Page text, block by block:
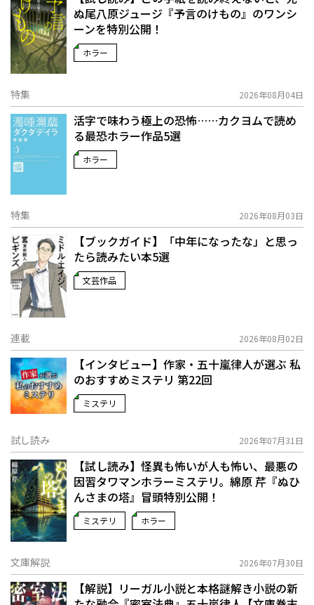
ぬ――尾八原ジュージ『予言のけもの』のワンシ
ーンを特別公開！
ホラー
特集 2026年08月04日
活字で味わう極上の恐怖……カクヨムで読め
る最恐ホラー作品5選
ホラー
特集 2026年08月03日
【ブックガイド】「中年になったな」と思っ
たら読みたい本5選
文芸作品
連載 2026年08月02日
【インタビュー】作家・五十嵐律人が選ぶ 私
のおすすめミステリ 第22回
ミステリ
試し読み 2026年07月31日
【試し読み】怪異も怖いが人も怖い、最悪の
因習タワマンホラーミステリ。綿原 芹『ぬひ
んさまの塔』冒頭特別公開！
ミステリ ホラー
文庫解説 2026年07月30日
【解説】リーガル小説と本格謎解き小説の新